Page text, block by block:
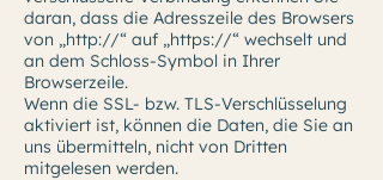
daran, dass die Adresszeile des Browsers
von „http://“ auf „https://“ wechselt und
an dem Schloss-Symbol in Ihrer
Browserzeile.
Wenn die SSL- bzw. TLS-Verschlüsselung
aktiviert ist, können die Daten, die Sie an
uns übermitteln, nicht von Dritten
mitgelesen werden.